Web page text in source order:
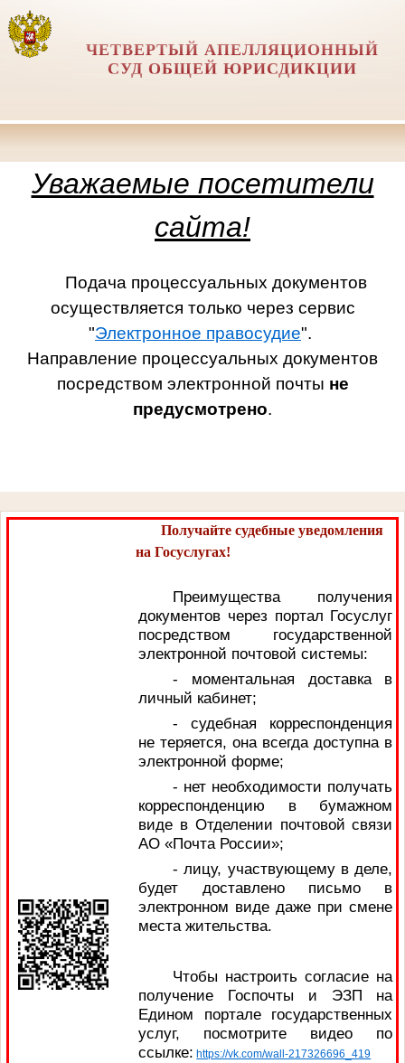
ЧЕТВЕРТЫЙ АПЕЛЛЯЦИОННЫЙ
СУД ОБЩЕЙ ЮРИСДИКЦИИ
Уважаемые посетители
сайта!
Подача процессуальных документов
осуществляется только через сервис
"Электронное правосудие".
Направление процессуальных документов
посредством электронной почты не
предусмотрено.
Получайте судебные уведомления
на Госуслугах!
Преимущества получения
документов через портал Госуслуг
посредством государственной
электронной почтовой системы:
- моментальная доставка в
личный кабинет;
- судебная корреспонденция
не теряется, она всегда доступна в
электронной форме;
- нет необходимости получать
корреспонденцию в бумажном
виде в Отделении почтовой связи
АО «Почта России»;
- лицу, участвующему в деле,
будет доставлено письмо в
электронном виде даже при смене
места жительства.
Чтобы настроить согласие на
получение Госпочты и ЭЗП на
Едином портале государственных
услуг, посмотрите видео по
ссылке: https://vk.com/wall-217326696_419